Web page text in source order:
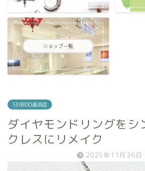
ショップ一覧
SEIBIDO追浜店
ダイヤモンドリングをシ
クレスにリメイク
2025年11月26日